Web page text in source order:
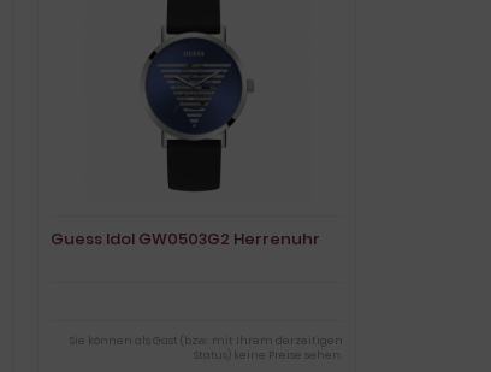
Guess Idol GW0503G2 Herrenuhr
Sie können als Gast (bzw. mit Ihrem derzeitigen
Status) keine Preise sehen.